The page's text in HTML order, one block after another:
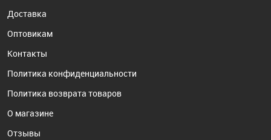
Доставка
Оптовикам
Контакты
Политика конфиденциальности
Политика возврата товаров
О магазине
Отзывы